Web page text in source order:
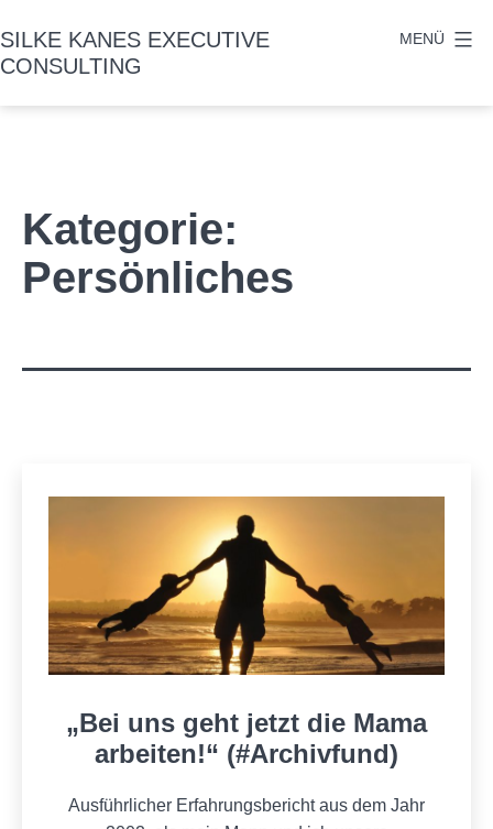
Inhalt
springen
SILKE KANES EXECUTIVE
CONSULTING
MENÜ
Kategorie:
Persönliches
„Bei uns geht jetzt die Mama
arbeiten!“ (#Archivfund)
Ausführlicher Erfahrungsbericht aus dem Jahr